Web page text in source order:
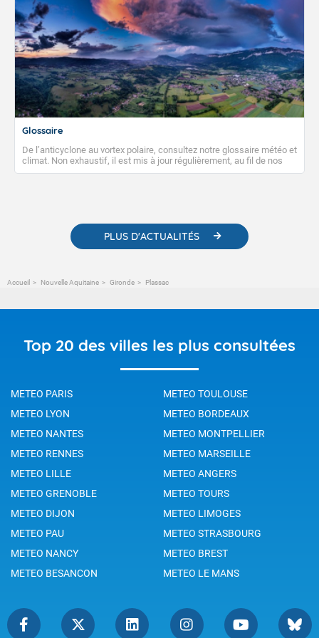
Glossaire
De l’anticyclone au vortex polaire, consultez notre glossaire météo et
climat. Non exhaustif, il est mis à jour régulièrement, au fil de nos
publications. Vous y trouverez également des liens utiles vers nos
PLUS D'ACTUALITÉS
Accueil Nouvelle Aquitaine Gironde Plassac
Top 20 des villes les plus consultées
METEO PARIS
METEO TOULOUSE
METEO LYON
METEO BORDEAUX
METEO NANTES
METEO MONTPELLIER
METEO RENNES
METEO MARSEILLE
METEO LILLE
METEO ANGERS
METEO GRENOBLE
METEO TOURS
METEO DIJON
METEO LIMOGES
METEO PAU
METEO STRASBOURG
METEO NANCY
METEO BREST
METEO BESANCON
METEO LE MANS